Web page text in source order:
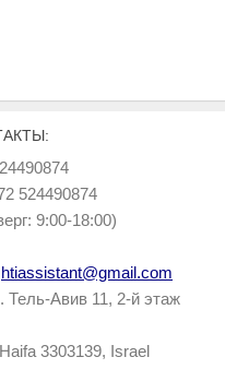
524490874
9:00-18:00)
htiassistant@gmail.com
Авив 11, 2-й этаж
3303139, Israel